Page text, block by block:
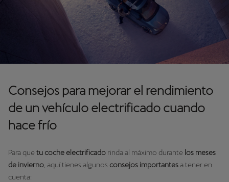
Consejos para mejorar el rendimiento
de un vehículo electrificado cuando
hace frío
Para que tu coche electrificado rinda al máximo durante los meses
de invierno , aquí tienes algunos consejos importantesa tener en
cuenta: